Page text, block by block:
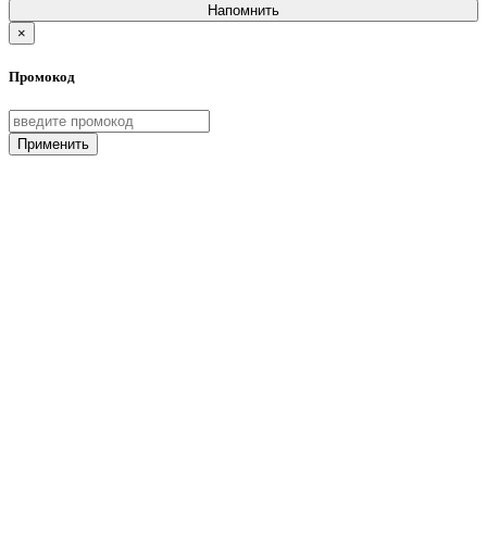
Напомнить
×
Промокод
Применить